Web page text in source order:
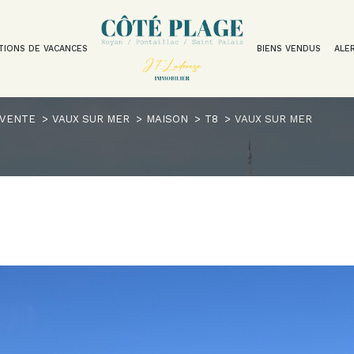
DE VACANCES BIENS VENDUS
Voir les1annonces
VENTE VAUX SUR MER MAISON T8 VAUX SUR MER